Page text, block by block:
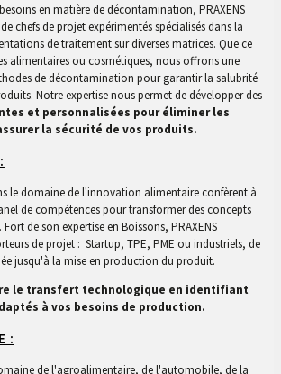
en matière de décontamination, PRAXENS
chefs de projet expérimentés spécialisés dans la
de traitement sur diverses matrices. Que ce
alimentaires ou cosmétiques, nous offrons une
de décontamination pour garantir la salubrité
Notre expertise nous permet de développer des
et personnalisées pour éliminer les
la sécurité de vos produits.
le domaine de l'innovation alimentaire confèrent à
de compétences pour transformer des concepts
de son expertise en Boissons, PRAXENS
de projet : Startup, TPE, PME ou industriels, de
jusqu'à la mise en production du produit.
le transfert technologique en identifiant
à vos besoins de production.
:
de l'agroalimentaire, de l'automobile, de la